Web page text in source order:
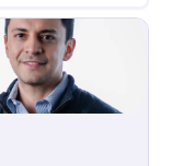
A través de
conjunto, se
presente, se les
impacto
mayor
su
duraderos en su